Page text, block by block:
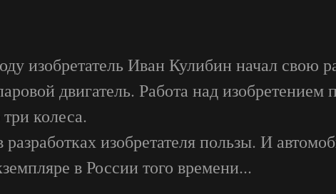
изобретатель Иван Кулибин начал свою
двигатель. Работа над изобретением
колеса.
изобретателя пользы. И
в России того времени...